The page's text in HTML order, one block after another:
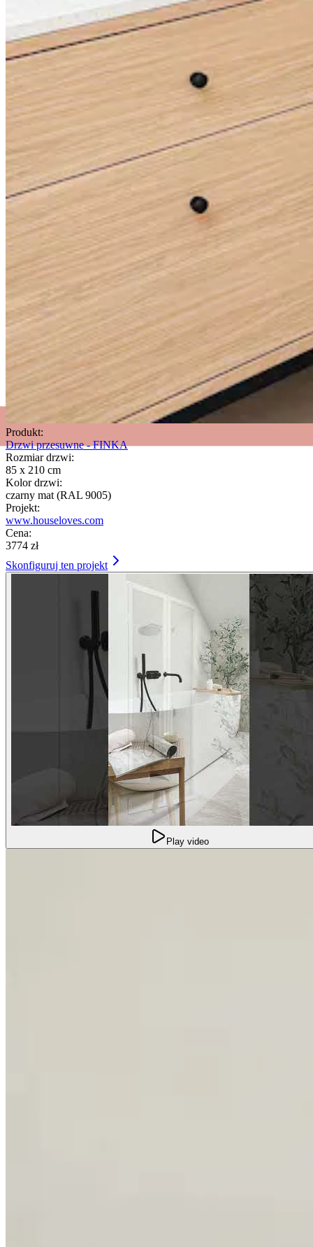
Produkt:
Drzwi przesuwne - FINKA
Rozmiar drzwi:
85 x 210 cm
Kolor drzwi:
czarny mat (RAL 9005)
Projekt:
www.houseloves.com
Cena:
3774 zł
Skonfiguruj ten projekt
Play video